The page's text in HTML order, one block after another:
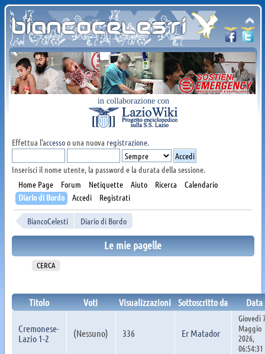
in collaborazione con
Effettua l'accessoo una nuova registrazione.
Inserisci il nome utente, la password e la durata della sessione.
Home Page
Forum Netiquette Aiuto Ricerca
Calendario
Diario di Bordo
Accedi Registrati
BiancoCelesti Diario di Bordo
Le mie pagelle
CERCA
Titolo Voti Visualizzazioni Sottoscritto da Data
Cremonese-
Lazio 1-2
(Nessuno) 336 Er Matador
Giovedì
Maggio
2026,
06:54:31